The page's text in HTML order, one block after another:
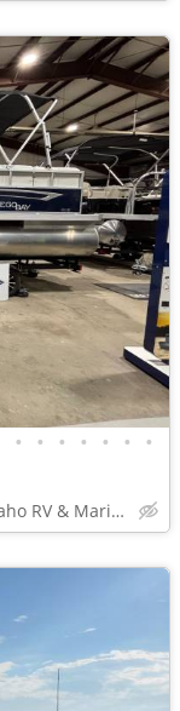
• • • • • • •
Wholesale Prices @ Southern Idaho RV & Marine